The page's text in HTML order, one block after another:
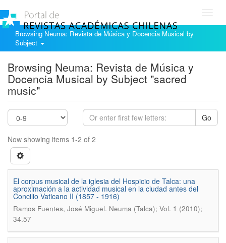
Browsing Neuma: Revista de Música y Docencia Musical by
Subject
Browsing Neuma: Revista de Música y
Docencia Musical by Subject "sacred
music"
Go
Now showing items 1-2 of 2
El corpus musical de la iglesia del Hospicio de Talca: una
aproximación a la actividad musical en la ciudad antes del
Concilio Vaticano II (1857 - 1916)
Ramos Fuentes, José Miguel. Neuma (Talca); Vol. 1 (2010);
34.57